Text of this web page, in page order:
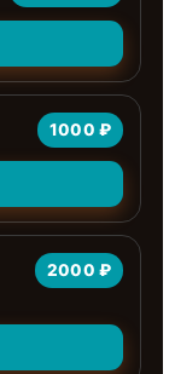
1000 ₽
2000 ₽